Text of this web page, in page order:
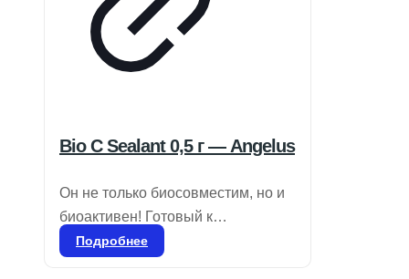
Bio C Sealant 0,5 г — Angelus
Он не только биосовместим, но и
биоактивен! Готовый к
применению биокерамический
Подробнее